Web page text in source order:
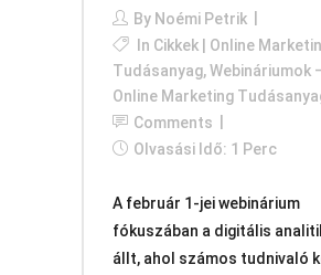
By Noémi Petrik
In Cikkek | Online
Tudásanyag,Webináriumok
Online Marketing
Comments
Olvasási Idő: 1 Perc
A február 1-jei webinárium
fókuszában a digitális
állt, ahol számos tudnivaló